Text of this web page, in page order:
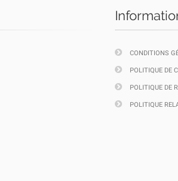
CONDITIONS
POLITIQUE DE
POLITIQUE DE
POLITIQUE